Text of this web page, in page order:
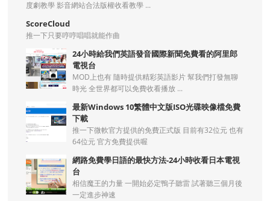
度劇教學 影音網站合法版權收看教學 ...
ScoreCloud
推一下只要哼哼唱唱就能作曲
24小時給我們英語發音國際新聞免費看的阿里郎
電視台
MOD上也有 隨時提供精彩英語影片 幫我們打發無聊
時光 全世界都可以免費收看播放 ...
最新Windows 10繁體中文版ISO光碟映像檔免費
下載
推一下微軟官方提供的免費正式版 目前有32位元 也有
64位元 官方免費提供喔
網路免費學日語的最快方法-24小時收看日本電視
台
相信魔王的力量 一開始必定鴨子聽雷 試著聽三個月後
一定進步神速